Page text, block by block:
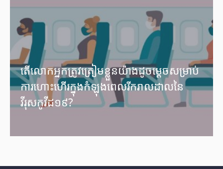
តើលោកអ្នកត្រូវត្រៀមខ្លួនយ៉ាងដូចម្ដេចសម្រាប់
ការហោះហើរក្នុងកំឡុងពេលរីករាលដាលនៃ
វីរុសកូវីដ១៩?